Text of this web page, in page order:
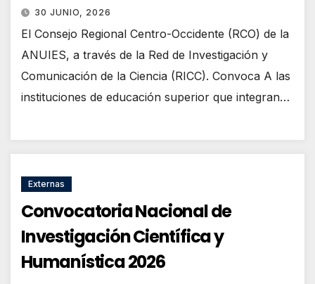
30 JUNIO, 2026
El Consejo Regional Centro-Occidente (RCO) de la
ANUIES, a través de la Red de Investigación y
Comunicación de la Ciencia (RICC). Convoca A las
instituciones de educación superior que integran…
Externas
Convocatoria Nacional de
Investigación Científica y
Humanística 2026